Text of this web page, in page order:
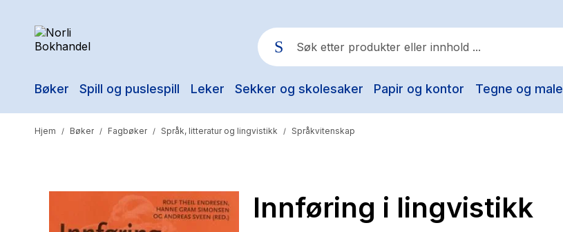
Bøker Spill og puslespill Leker Sekker og skolesaker Papir og kontor Tegne og male
Populære søk
Yesteryear
Elizabeth Strout
Hjem / Bøker / Fagbøker / Språk, litteratur og lingvistikk / Språkvitenskap
Innføring i lingvistikk